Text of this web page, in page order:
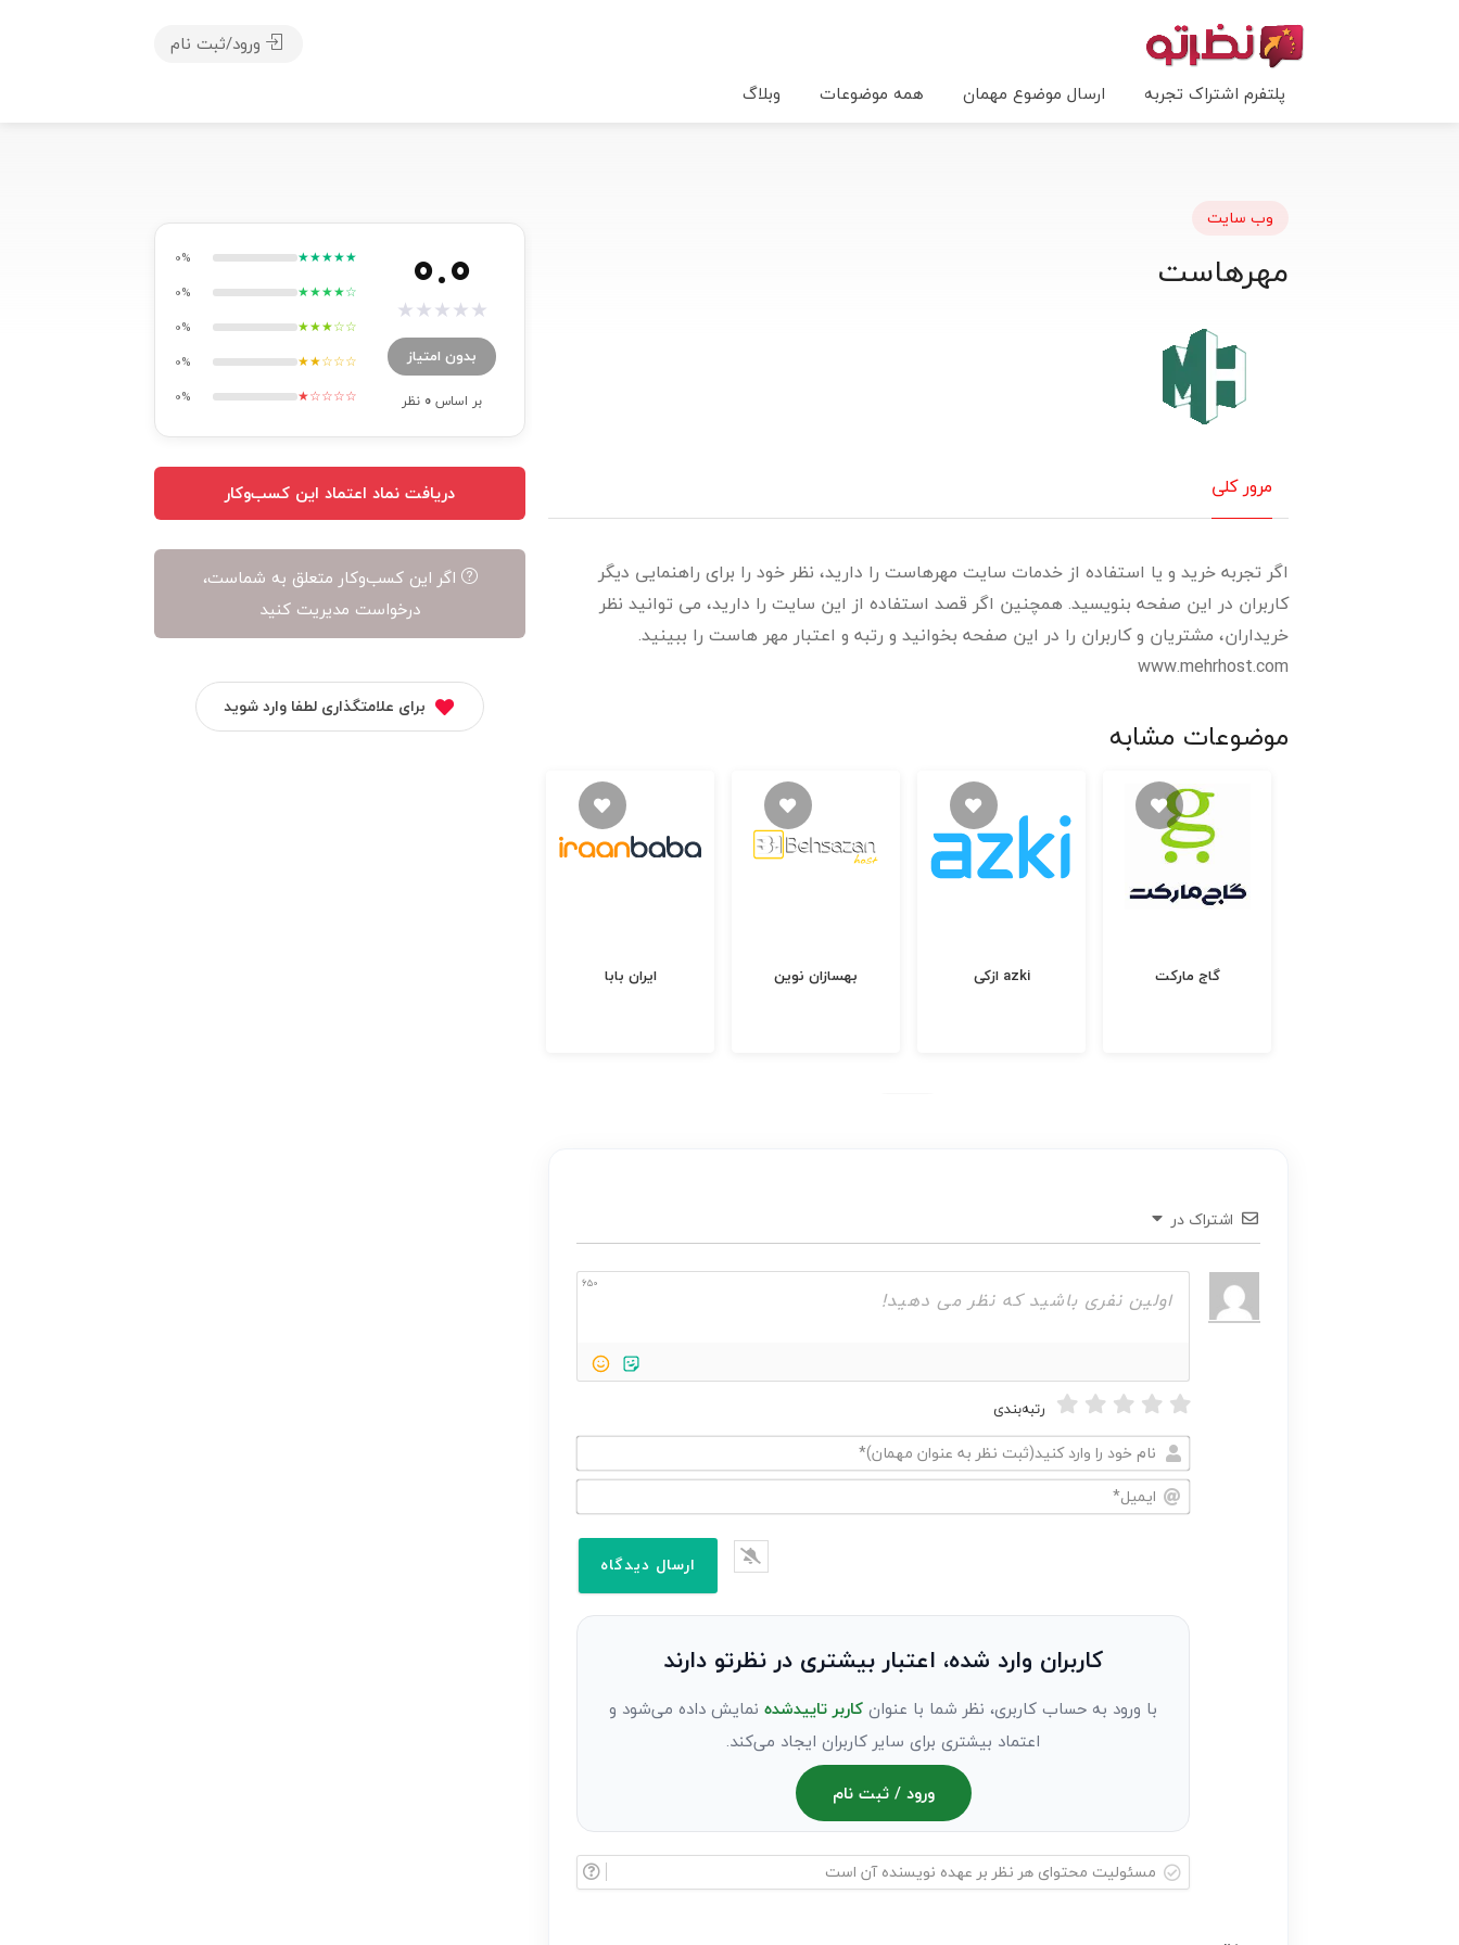
پلتفرم اشتراک تجربه ارسال موضوع مهمان همه موضوعات وبلاگ
ورود/ثبت نام
وب سایت
مهرهاست
مرور کلی
اگر تجربه خرید و یا استفاده از خدمات سایت مهرهاست را دارید، نظر خود را برای راهنمایی دیگر
کاربران در این صفحه بنویسید. همچنین اگر قصد استفاده از این سایت را دارید، می توانید نظر
خریداران، مشتریان و کاربران را در این صفحه بخوانید و رتبه و اعتبار مهر هاست را ببینید.
www.mehrhost.com
موضوعات مشابه
ایران بابا بهسازان نوین ازکی azki گاج مارکت
اشتراک در
650
رتبه‌بندی
نام
خود
نظر
مهمان)*
کاربران وارد شده، اعتبار بیشتری در نظرتو دارند
با ورود به حساب کاربری، نظر شما با عنوانکاربر تاییدشدهنمایش داده می‌شود و
اعتماد بیشتری برای سایر کاربران ایجاد می‌کند.
ورود / ثبت نام
0.0
★
★
★
★
★
بدون امتیاز
بر اساس0 نظر
★★★★★
0%
★★★★☆
0%
★★★☆☆
0%
★★☆☆☆
0%
★☆☆☆☆
0%
دریافت نماد اعتماد این کسب‌وکار
اگر این کسب‌وکار متعلق به شماست،
درخواست مدیریت کنید
برای علامتگذاری لطفا وارد شوید